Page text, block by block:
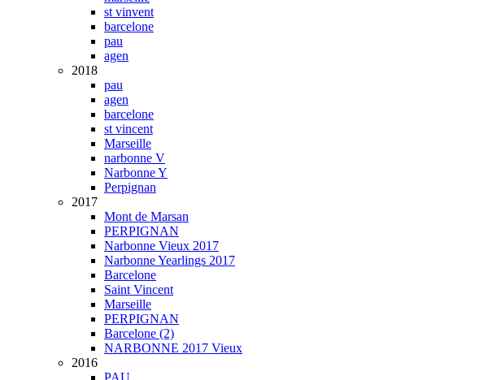
st vinvent
barcelone
pau
agen
2018
pau
agen
barcelone
st vincent
Marseille
narbonne V
Narbonne Y
Perpignan
2017
Mont de Marsan
PERPIGNAN
Narbonne Vieux 2017
Narbonne Yearlings 2017
Barcelone
Saint Vincent
Marseille
PERPIGNAN
Barcelone (2)
NARBONNE 2017 Vieux
2016
PAU